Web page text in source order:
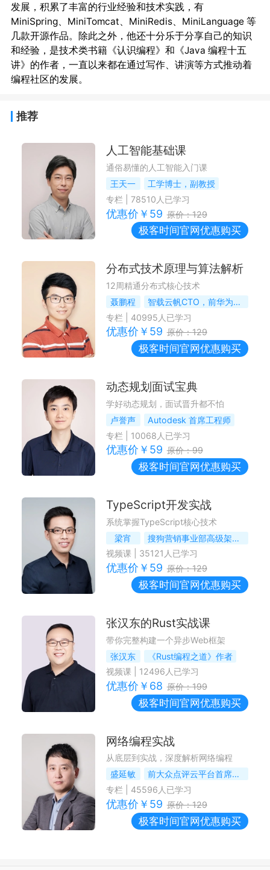
发展，积累了丰富的行业经验和技术实践，有
MiniSpring、MiniTomcat、MiniRedis、MiniLanguage 等
几款开源作品。除此之外，他还十分乐于分享自己的知识
和经验，是技术类书籍《认识编程》和《Java 编程十五
讲》的作者，一直以来都在通过写作、讲演等方式推动着
推荐
人工智能基础课
通俗易懂的人工智能入门课
王天一
工学博士，副教授
专栏
78510 人已学习
优惠价￥ 59 原价：129
极客时间官网优惠购买
分布式技术原理与算法解析
12周精通分布式核心技术
聂鹏程
智载云帆CTO，前华为分布式Lab资深技术专家
专栏
40995 人已学习
优惠价￥ 59 原价：129
极客时间官网优惠购买
动态规划面试宝典
学好动态规划，面试晋升都不怕
卢誉声
Autodesk 首席工程师
专栏
10068 人已学习
优惠价￥ 59 原价：99
极客时间官网优惠购买
TypeScript开发实战
系统掌握TypeScript核心技术
梁宵
搜狗营销事业部高级架构师
视频课| 35121 人已学习
优惠价￥ 59 原价：129
极客时间官网优惠购买
张汉东的Rust实战课
带你完整构建一个异步Web框架
张汉东
《Rust编程之道》作者
视频课| 12496 人已学习
优惠价￥ 68 原价：199
极客时间官网优惠购买
网络编程实战
从底层到实战，深度解析网络编程
盛延敏
前大众点评云平台首席架构师
专栏
45596 人已学习
优惠价￥ 59 原价：129
极客时间官网优惠购买